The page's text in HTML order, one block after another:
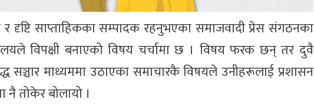
साप्ताहिकका सम्पादक रहनुभएका समाजवादी प्रेस संगठनका
विपक्षी बनाएको विषय चर्चामा छ । विषय फरक छन् तर दुवै
सञ्चार माध्यममा उठाएका समाचारकै विषयले उनीहरूलाई प्रशासन
नै तोकेर बोलायो ।